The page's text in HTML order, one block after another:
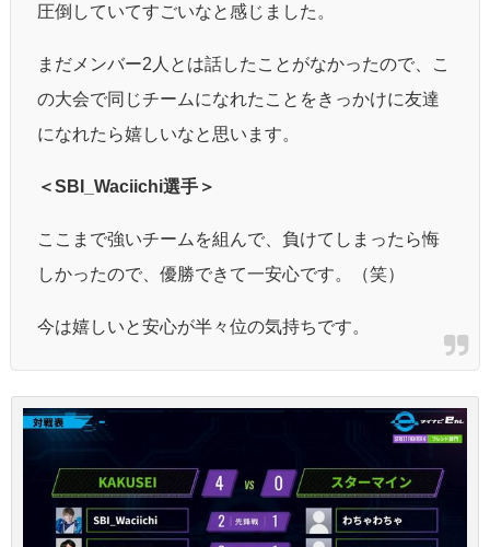
圧倒していてすごいなと感じました。
まだメンバー2人とは話したことがなかったので、こ
の大会で同じチームになれたことをきっかけに友達
になれたら嬉しいなと思います。
＜SBI_Waciichi選手＞
ここまで強いチームを組んで、負けてしまったら悔
しかったので、優勝できて一安心です。（笑）
今は嬉しいと安心が半々位の気持ちです。